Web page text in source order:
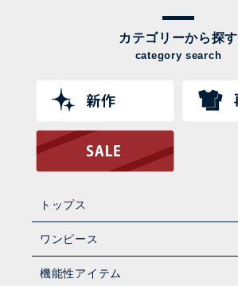
カテゴリーから探す
category search
トップス
ワンピース
機能性アイテム